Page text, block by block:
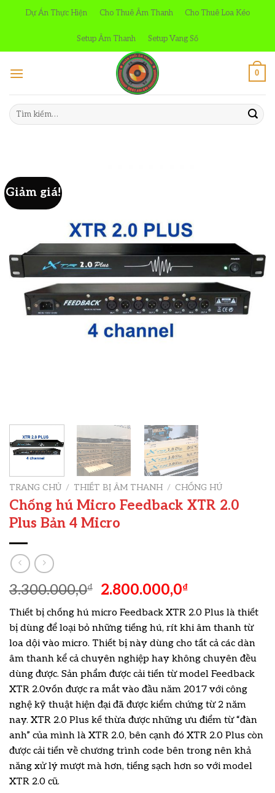
Dự Án Thực Hiện Cho Thuê Âm Thanh Cho Thuê Loa Kéo
Setup Âm Thanh Setup Vang Số
0
Tìm
kiếm:
Giảm giá!
TRANG CHỦ / THIẾT BỊ ÂM THANH / CHỐNG HÚ
Chống hú Micro Feedback XTR 2.0
Plus Bản 4 Micro
3.300.000,0₫ 2.800.000,0₫
Thiết bị chống hú micro Feedback XTR 2.0 Plus là thiết
bị dùng để loại bỏ những tiếng hú, rít khi âm thanh từ
loa dội vào micro. Thiết bị này dùng cho tất cả các dàn
âm thanh kể cả chuyên nghiệp hay không chuyên đều
dùng được. Sản phẩm được cải tiến từ model Feedback
XTR 2.0vốn được ra mắt vào đầu năm 2017 với công
nghệ kỹ thuật hiện đại đã được kiểm chứng từ 2 năm
nay. XTR 2.0 Plus kế thừa được những ưu điểm từ “đàn
anh” của mình là XTR 2.0, bên cạnh đó XTR 2.0 Plus còn
được cải tiến về chương trình code bên trong nên khả
năng xử lý mượt mà hơn, tiếng sạch hơn so với model
XTR 2.0 cũ.